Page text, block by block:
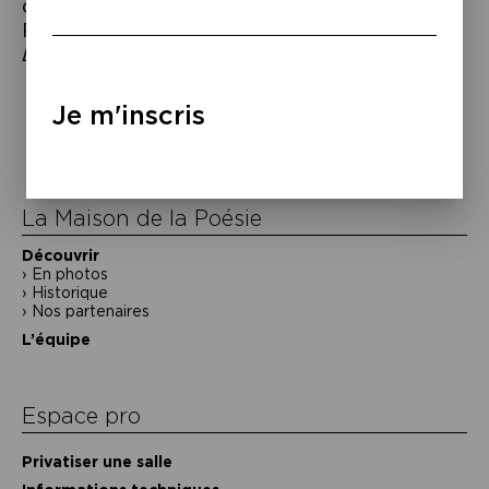
de l’anglais par
Pléiade », Gallimard, 2019 – Bram Stoker,
Dracula
de
La Maison de la Poésie
Découvrir
En photos
Historique
Nos partenaires
L’équipe
Espace pro
Privatiser une salle
Je m'inscris